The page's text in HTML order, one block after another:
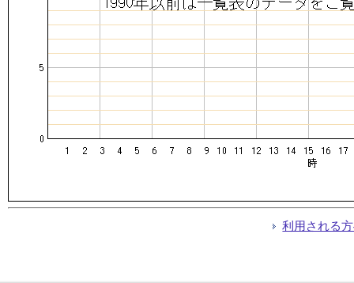
利用される